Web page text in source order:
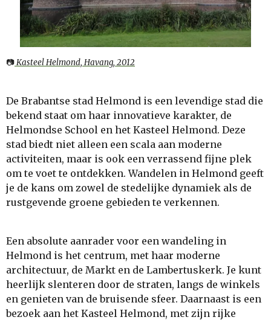
📷Kasteel Helmond, Havang, 2012
De Brabantse stad Helmond is een levendige stad die
bekend staat om haar innovatieve karakter, de
Helmondse School en het Kasteel Helmond. Deze
stad biedt niet alleen een scala aan moderne
activiteiten, maar is ook een verrassend fijne plek
om te voet te ontdekken. Wandelen in Helmond geeft
je de kans om zowel de stedelijke dynamiek als de
rustgevende groene gebieden te verkennen.
Een absolute aanrader voor een wandeling in
Helmond is het centrum, met haar moderne
architectuur, de Markt en de Lambertuskerk. Je kunt
heerlijk slenteren door de straten, langs de winkels
en genieten van de bruisende sfeer. Daarnaast is een
bezoek aan het Kasteel Helmond, met zijn rijke